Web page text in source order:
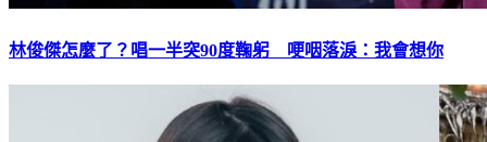
林俊傑怎麼了？唱一半突90度鞠躬 哽咽落淚：我會想你